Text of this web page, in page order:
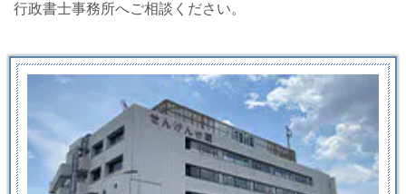
行政書士事務所へご相談ください。